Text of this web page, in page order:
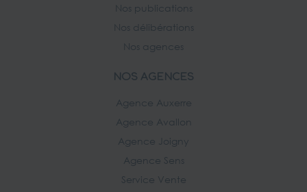
Nos publications
Nos délibérations
Nos agences
NOS AGENCES
Agence Auxerre
Agence Avallon
Agence Joigny
Agence Sens
Service Vente